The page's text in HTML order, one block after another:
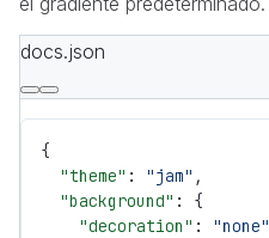
docs.json
{
  "theme"
: "jam" ,
  "background"
: {
    "decoration"
: "none"